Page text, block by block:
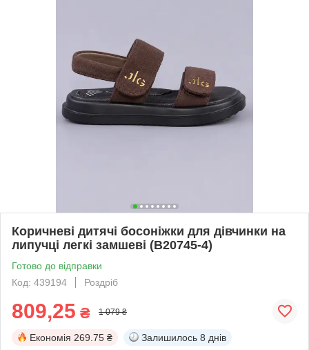
Коричневі дитячі босоніжки для дівчинки на
липучці легкі замшеві (B20745-4)
Готово до відправки
Код: 439194
Роздріб
809,25 ₴ 1 079 ₴
Економія 269.75 ₴ Залишилось 8 днів